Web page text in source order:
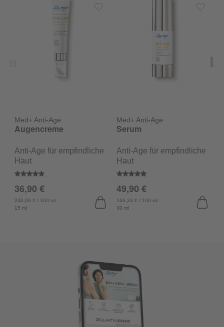
Med+ Anti-Age
Durchschnittliche Bewertung von 5 von 5 Sternen
Augencreme
Anti-Age für empfindliche
Haut
15 ml
246,00 € / 100 ml
36,90 €
Med+ Anti-Age
Durchschnittliche Bewertung
Serum
Anti-Age für empfindliche
Haut
30 ml
166,33 € / 100 ml
49,90 €